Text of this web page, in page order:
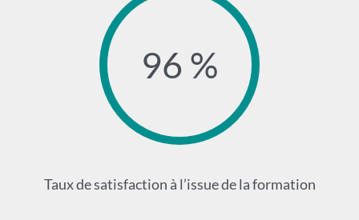
96 %
Taux de satisfaction à l’issue de la formation